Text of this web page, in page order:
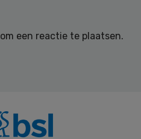
om een reactie te plaatsen.